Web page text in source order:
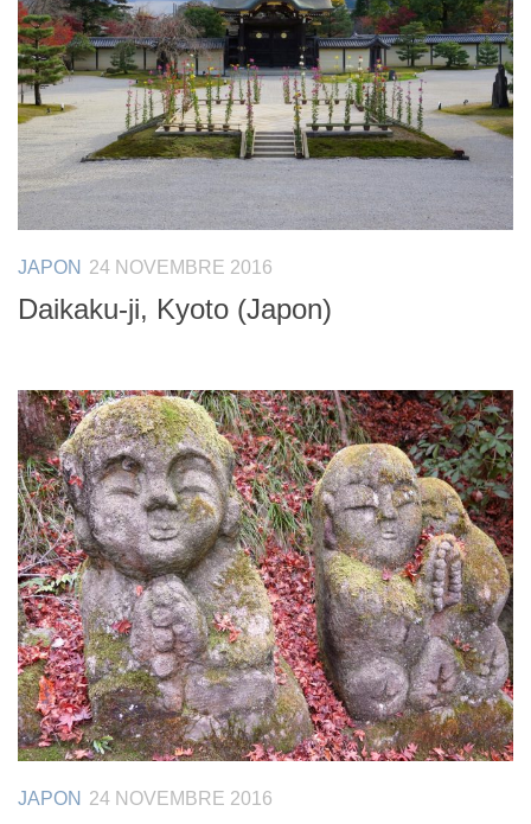
JAPON 24 NOVEMBRE 2016
Daikaku-ji, Kyoto (Japon)
JAPON 24 NOVEMBRE 2016